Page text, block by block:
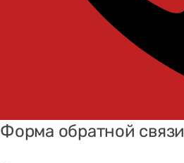
Форма обратной связи